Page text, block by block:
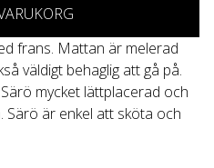
frans. Mattan är melerad
väldigt behaglig att gå på.
mycket lättplacerad och
Särö är enkel att sköta och